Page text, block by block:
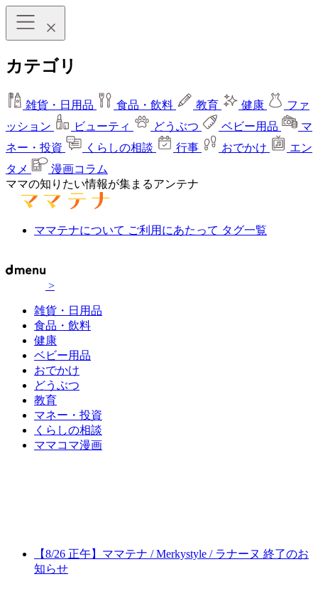
カテゴリ
雑貨・日用品 食品・飲料 教育 健康
ファ
ッション
ビューティ どうぶつ ベビー用品
マ
ネー・投資
くらしの相談 行事 おでかけ
エン
タメ
漫画コラム
ママの知りたい情報が集まるアンテナ
ママテナについて ご利用にあたって タグ一覧
>
雑貨・日用品
食品・飲料
健康
ベビー用品
おでかけ
どうぶつ
教育
マネー・投資
くらしの相談
ママコマ漫画
【8/26 正午】ママテナ / Merkystyle / ラナーヌ 終了のお
知らせ